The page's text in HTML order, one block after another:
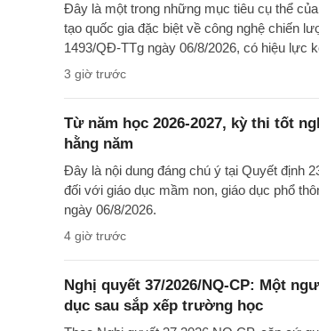
Đây là một trong những mục tiêu cụ thể
tạo quốc gia đặc biệt về công nghệ chiến
1493/QĐ-TTg ngày 06/8/2026, có hiệu lực
3 giờ trước
Từ năm học 2026-2027, kỳ thi tốt
hằng năm
Đây là nội dung đáng chú ý tại Quyết định
đối với giáo dục mầm non, giáo dục phổ
ngày 06/8/2026.
4 giờ trước
Nghị quyết 37/2026/NQ-CP: Một
dục sau sắp xếp trường học